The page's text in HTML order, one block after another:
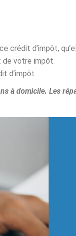
crédit d’impôt,
votre impôt.
d’impôt.
à domicile. Les